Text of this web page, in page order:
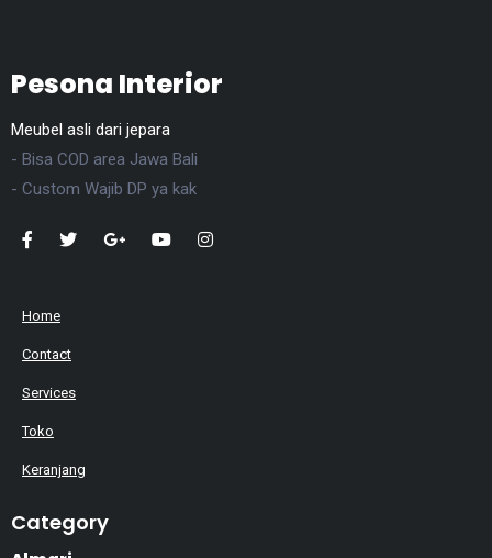
Pesona Interior
Meubel asli dari jepara
- Bisa COD area Jawa Bali
- Custom Wajib DP ya kak
Home
Contact
Services
Toko
Keranjang
Category